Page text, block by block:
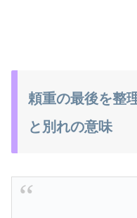
頼重の最後を整
と別れの意味